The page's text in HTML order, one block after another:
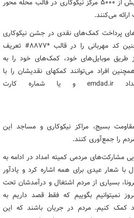
به گفته وی، در حال حاضر بیش از ۵۰۰۰ مرکز نیکوکاری در قالب محله محور
می‌کنند.
پرداخت کمک‌های نقدی در جشن نیکوکاری
را تشریح کرد و گفت: همچنین کد مهربانی را در قالب *۸۸۷۷# تعریف
طریق موبایل‌های خود، کمک‌های خود را به
افراد می‌توانند کمکهای نقدیشان را با
مراجعه به سایت امداد emdad.ir و یا شماره کارت
بسیج، مراکز نیکوکاری و مساجد این
را جمع‌آوری کنند.
مشارکت‌های مردمی کمیته امداد در ادامه به
با شعار عیدی برای همه اشاره کرد و یادآور
بسیاری از مردم اشتغال و درآمدشان تحت
نمیتوانیم بگوییم که فقط قصد داریم به
کنیم. مردم در جریان باشند که این